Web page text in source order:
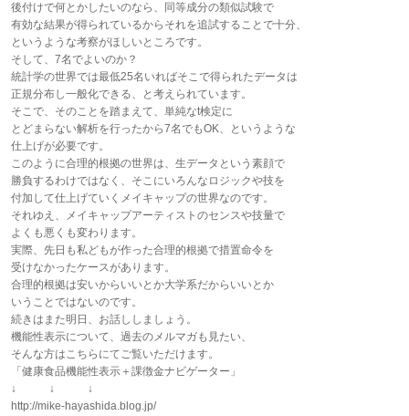
後付けで何とかしたいのなら、同等成分の類似試験で
有効な結果が得られているからそれを追試することで十分、
というような考察がほしいところです。
そして、7名でよいのか？
統計学の世界では最低25名いればそこで得られたデータは
正規分布し一般化できる、と考えられています。
そこで、そのことを踏まえて、単純なt検定に
とどまらない解析を行ったから7名でもOK、というような
仕上げが必要です。
このように合理的根拠の世界は、生データという素顔で
勝負するわけではなく、そこにいろんなロジックや技を
付加して仕上げていくメイキャップの世界なのです。
それゆえ、メイキャップアーティストのセンスや技量で
よくも悪くも変わります。
実際、先日も私どもが作った合理的根拠で措置命令を
受けなかったケースがあります。
合理的根拠は安いからいいとか大学系だからいいとか
いうことではないのです。
続きはまた明日、お話ししましょう。
機能性表示について、過去のメルマガも見たい、
そんな方はこちらにてご覧いただけます。
「健康食品機能性表示＋課徴金ナビゲーター」
↓ ↓ ↓
http://mike-hayashida.blog.jp/